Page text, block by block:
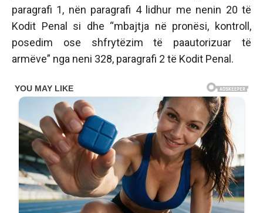
paragrafi 1, nën paragrafi 4 lidhur me nenin 20 të
Kodit Penal si dhe “mbajtja në pronësi, kontroll,
posedim ose shfrytëzim të paautorizuar të
armëve” nga neni 328, paragrafi 2 të Kodit Penal.